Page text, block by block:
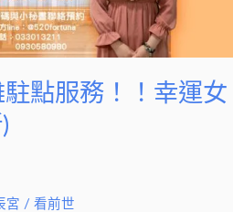
點服務！！幸運女
宮 / 看前世